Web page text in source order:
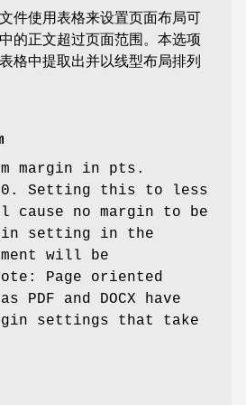
件使用表格来设置页面布局可
的正文超过页面范围。本选项
格中提取出并以线型布局排列
margin in pts.
Setting this to less
cause no margin to be
setting in the
will be
Page oriented
PDF and DOCX have
settings that take